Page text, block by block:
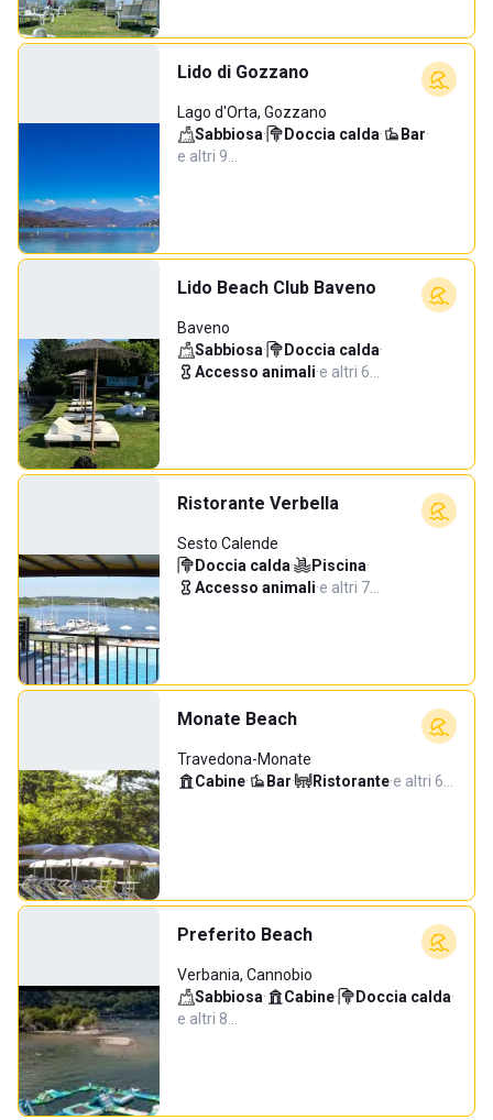
Lido di Gozzano
Lago d'Orta, Gozzano
Sabbiosa· Doccia calda· Bar·
e altri 9…
Lido Beach Club Baveno
Baveno
Sabbiosa· Doccia calda·
Accesso animali·e altri 6…
Ristorante Verbella
Sesto Calende
Doccia calda· Piscina·
Accesso animali·e altri 7…
Monate Beach
Travedona-Monate
Cabine· Bar· Ristorante·e altri 6…
Preferito Beach
Verbania, Cannobio
Sabbiosa· Cabine· Doccia calda·
e altri 8…